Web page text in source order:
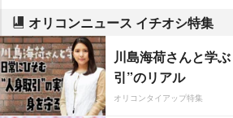
オリコンニュース イチオシ特集
川島海荷さんと学
引”のリアル
オリコンタイアップ特集